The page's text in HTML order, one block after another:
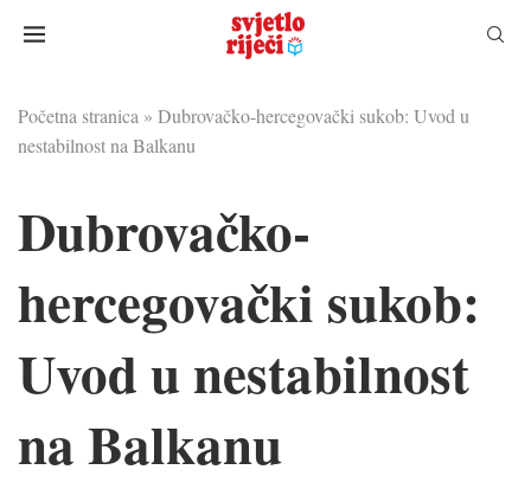
Početna stranica » Dubrovačko-hercegovački sukob: Uvod u
nestabilnost na Balkanu
Dubrovačko-
hercegovački sukob:
Uvod u nestabilnost
na Balkanu